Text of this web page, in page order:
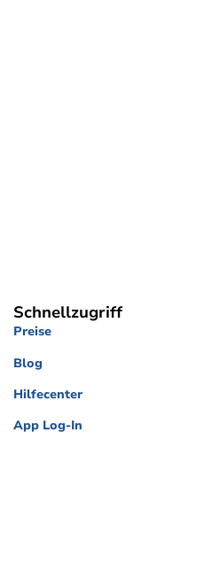
Schnellzugriff
Preise
Blog
Hilfecenter
App Log-In